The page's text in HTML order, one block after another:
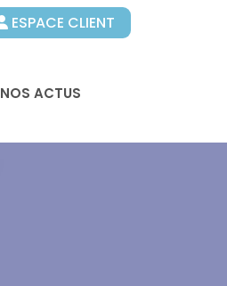
ESPACE CLIENT
NOS ACTUS